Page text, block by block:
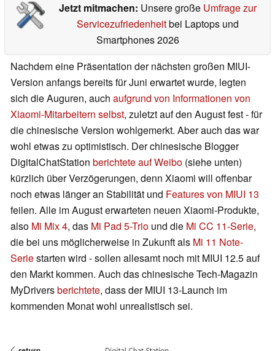
Jetzt mitmachen: Unsere große Umfrage zur
Servicezufriedenheitbei Laptops und
Smartphones 2026
Nachdem eine Präsentation der nächsten großen MIUI-
Version anfangs bereits für Juni erwartet wurde, legten
sich die Auguren, auch aufgrund von Informationen von
Xiaomi-Mitarbeitern selbst, zuletzt auf den August fest - für
die chinesische Version wohlgemerkt. Aber auch das war
wohl etwas zu optimistisch. Der chinesische Blogger
DigitalChatStation berichtete auf Weibo (siehe unten)
kürzlich über Verzögerungen, denn Xiaomi will offenbar
noch etwas länger an Stabilität und Features von MIUI 13
feilen. Alle im August erwarteten neuen Xiaomi-Produkte,
also Mi Mix 4, das Mi Pad 5-Trio und die Mi CC 11-Serie,
die bei uns möglicherweise in Zukunft als Mi 11 Note-
Seriestarten wird - sollen allesamt noch mit MIUI 12.5 auf
den Markt kommen. Auch das chinesische Tech-Magazin
MyDriversberichtete, dass der MIUI 13-Launch im
kommenden Monat wohl unrealistisch sei.